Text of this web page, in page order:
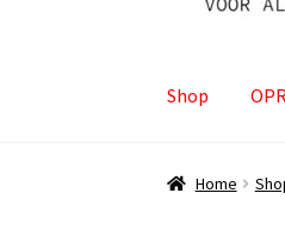
Shop
Home